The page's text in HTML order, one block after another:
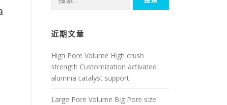
索：
近期文章
High Pore Volume High crush
strength Customization activated
alumina catalyst support
Large Pore Volume Big Pore size